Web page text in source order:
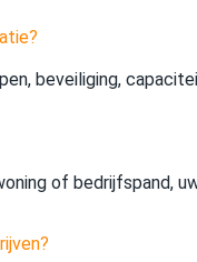
beveiliging,
of bedrijfspand,